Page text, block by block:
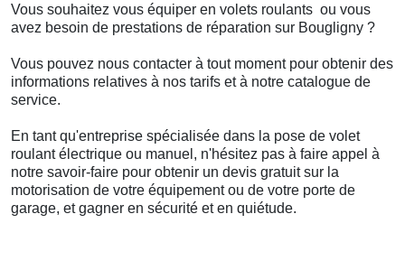
Vous souhaitez vous équiper en volets roulants ou vous
avez besoin de prestations de réparation sur Bougligny ?
Vous pouvez nous contacter à tout moment pour obtenir des
informations relatives à nos tarifs et à notre catalogue de
service.
En tant qu'entreprise spécialisée dans la pose de volet
roulant électrique ou manuel, n'hésitez pas à faire appel à
notre savoir-faire pour obtenir un devis gratuit sur la
motorisation de votre équipement ou de votre porte de
garage, et gagner en sécurité et en quiétude.